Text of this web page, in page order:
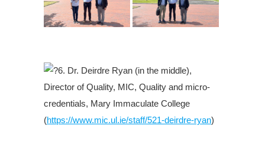
6. Dr. Deirdre Ryan (in the middle),
Director of Quality, MIC, Quality and micro-
credentials, Mary Immaculate College
(https://www.mic.ul.ie/staff/521-deirdre-ryan)